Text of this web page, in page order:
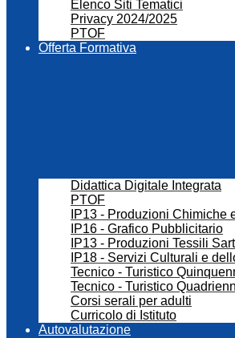
Elenco Siti Tematici
Privacy 2024/2025
PTOF
Offerta Formativa
Didattica Digitale Integrata
PTOF
IP13 - Produzioni Chimiche
IP16 - Grafico Pubblicitario
IP13 - Produzioni Tessili
IP18 - Servizi Culturali e
Tecnico - Turistico
Tecnico - Turistico
Corsi serali per adulti
Curricolo di Istituto
Autovalutazione